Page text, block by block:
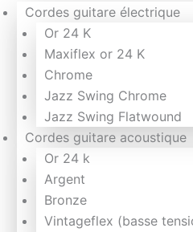
Cordes guitare électrique
Or 24 K
Maxiflex or 24 K
Chrome
Jazz Swing Chrome
Jazz Swing Flatwound
Cordes guitare acoustique
Or 24 k
Argent
Bronze
Vintageflex (basse